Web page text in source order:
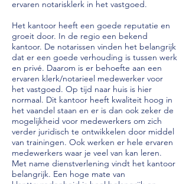
ervaren notarisklerk in het vastgoed.
Het kantoor heeft een goede reputatie en
groeit door. In de regio een bekend
kantoor. De notarissen vinden het belangrijk
dat er een goede verhouding is tussen werk
en privé. Daarom is er behoefte aan een
ervaren klerk/notarieel medewerker voor
het vastgoed. Op tijd naar huis is hier
normaal. Dit kantoor heeft kwaliteit hoog in
het vaandel staan en er is dan ook zeker de
mogelijkheid voor medewerkers om zich
verder juridisch te ontwikkelen door middel
van trainingen. Ook werken er hele ervaren
medewerkers waar je veel van kan leren.
Met name dienstverlening vindt het kantoor
belangrijk. Een hoge mate van